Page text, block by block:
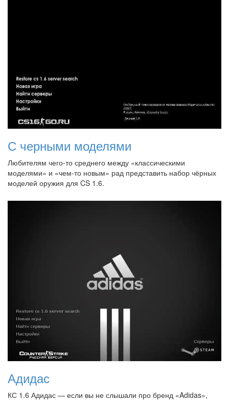
С черными моделями
Любителям чего-то среднего между «классическими
моделями» и «чем-то новым» рад представить набор чёрных
моделей оружия для CS 1.6.
Адидас
КС 1.6 Адидас — если вы не слышали про бренд «Adidas»,